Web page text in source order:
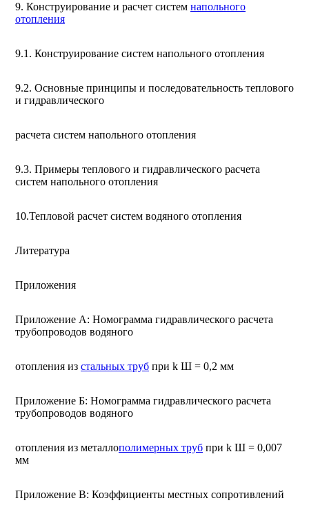
9. Конструирование и расчет систем напольного
отопления
9.1. Конструирование систем напольного отопления
9.2. Основные принципы и последовательность теплового
и гидравлического
расчета систем напольного отопления
9.3. Примеры теплового и гидравлического расчета
систем напольного отопления
10.Тепловой расчет систем водяного отопления
Литература
Приложения
Приложение А: Номограмма гидравлического расчета
трубопроводов водяного
отопления из стальных труб при k Ш = 0,2 мм
Приложение Б: Номограмма гидравлического расчета
трубопроводов водяного
отопления из металлополимерных труб при k Ш = 0,007
мм
Приложение В: Коэффициенты местных сопротивлений